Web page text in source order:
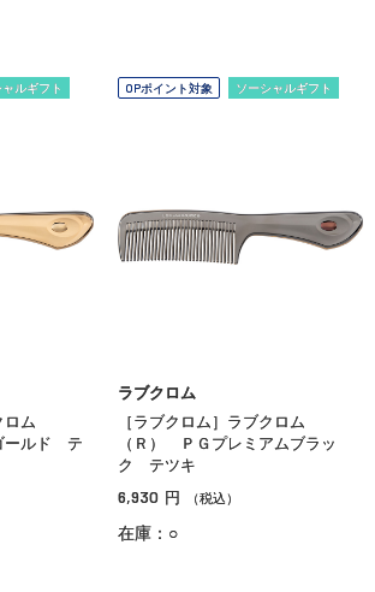
ルギフト
ロム
ールド テ
OPポイント対象 ソーシャルギフト
ラブクロム
［ラブクロム］ラブクロム
（Ｒ） ＰＧプレミアムブラッ
ク テツキ
6,930 円 （税込）
在庫：○